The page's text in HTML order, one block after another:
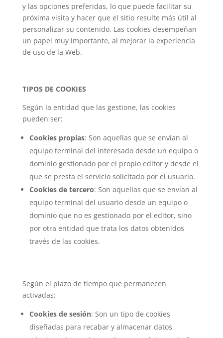
y las opciones preferidas, lo que puede facilitar su
próxima visita y hacer que el sitio resulte más útil al
personalizar su contenido. Las cookies desempeñan
un papel muy importante, al mejorar la experiencia
de uso de la Web.
TIPOS DE COOKIES
Según la entidad que las gestione, las cookies
pueden ser:
Cookies propias: Son aquellas que se envían al
equipo terminal del interesado desde un equipo o
dominio gestionado por el propio editor y desde el
que se presta el servicio solicitado por el usuario.
Cookies de tercero: Son aquellas que se envían al
equipo terminal del usuario desde un equipo o
dominio que no es gestionado por el editor, sino
por otra entidad que trata los datos obtenidos
través de las cookies.
Según el plazo de tiempo que permanecen
activadas:
Cookies de sesión: Son un tipo de cookies
diseñadas para recabar y almacenar datos